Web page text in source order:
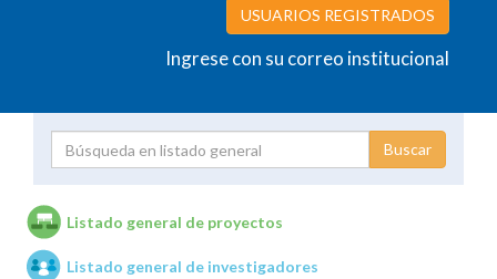
USUARIOS REGISTRADOS
Ingrese con su correo institucional
Unidades de investigación
Listado general de proyectos
Listado general de investigadores